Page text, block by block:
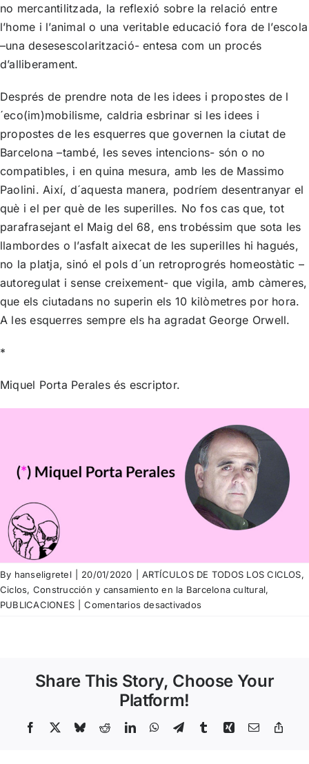
no mercantilitzada, la reflexió sobre la relació entre
l’home i l’animal o una veritable educació fora de l’escola
–una desesescolarització- entesa com un procés
d’alliberament.
Després de prendre nota de les idees i propostes de l
´eco(im)mobilisme, caldria esbrinar si les idees i
propostes de les esquerres que governen la ciutat de
Barcelona –també, les seves intencions- són o no
compatibles, i en quina mesura, amb les de Massimo
Paolini. Així, d´aquesta manera, podríem desentranyar el
què i el per què de les superilles. No fos cas que, tot
parafrasejant el Maig del 68, ens trobéssim que sota les
llambordes o l’asfalt aixecat de les superilles hi hagués,
no la platja, sinó el pols d´un retroprogrés homeostàtic –
autoregulat i sense creixement- que vigila, amb càmeres,
que els ciutadans no superin els 10 kilòmetres por hora.
A les esquerres sempre els ha agradat George Orwell.
*
Miquel Porta Perales és escriptor.
By hanseligretel 20/01/2020 ARTÍCULOS DE TODOS LOS CICLOS,
Ciclos, Construcción y cansamiento en la Barcelona cultural,
PUBLICACIONES
Comentarios desactivadosen
Les
l’eco(im)mobilisme
Share This Story, Choose Your
Platform!
Facebook BlueskyRedditLinkedInWhatsApp
TelegramTumblrXing Email